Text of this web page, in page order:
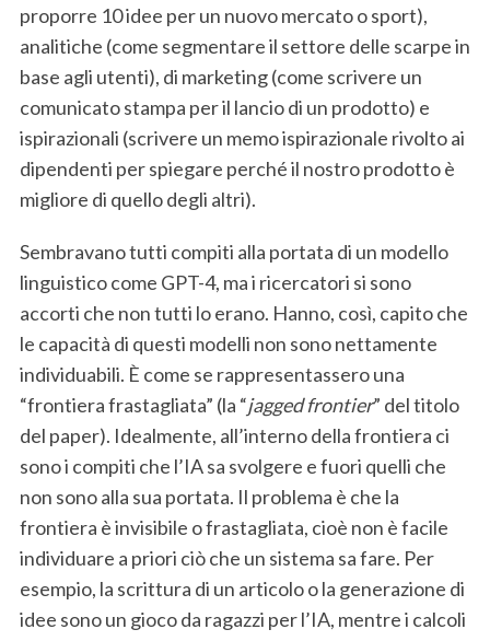
proporre 10 idee per un nuovo mercato o sport),
analitiche (come segmentare il settore delle scarpe in
base agli utenti), di marketing (come scrivere un
comunicato stampa per il lancio di un prodotto) e
ispirazionali (scrivere un memo ispirazionale rivolto ai
dipendenti per spiegare perché il nostro prodotto è
migliore di quello degli altri).
Sembravano tutti compiti alla portata di un modello
linguistico come GPT-4, ma i ricercatori si sono
accorti che non tutti lo erano. Hanno, così, capito che
le capacità di questi modelli non sono nettamente
individuabili. È come se rappresentassero una
“frontiera frastagliata” (la “jagged frontier” del titolo
del paper). Idealmente, all’interno della frontiera ci
sono i compiti che l’IA sa svolgere e fuori quelli che
non sono alla sua portata. Il problema è che la
frontiera è invisibile o frastagliata, cioè non è facile
individuare a priori ciò che un sistema sa fare. Per
esempio, la scrittura di un articolo o la generazione di
idee sono un gioco da ragazzi per l’IA, mentre i calcoli
e
a
r